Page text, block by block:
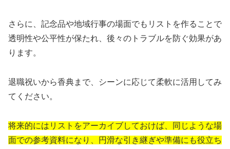
さらに、記念品や地域行事の場面でもリストを作ることで
透明性や公平性が保たれ、後々のトラブルを防ぐ効果があ
ります。
退職祝いから香典まで、シーンに応じて柔軟に活用してみ
てください。
将来的にはリストをアーカイブしておけば、同じような場
面での参考資料になり、円滑な引き継ぎや準備にも役立ち